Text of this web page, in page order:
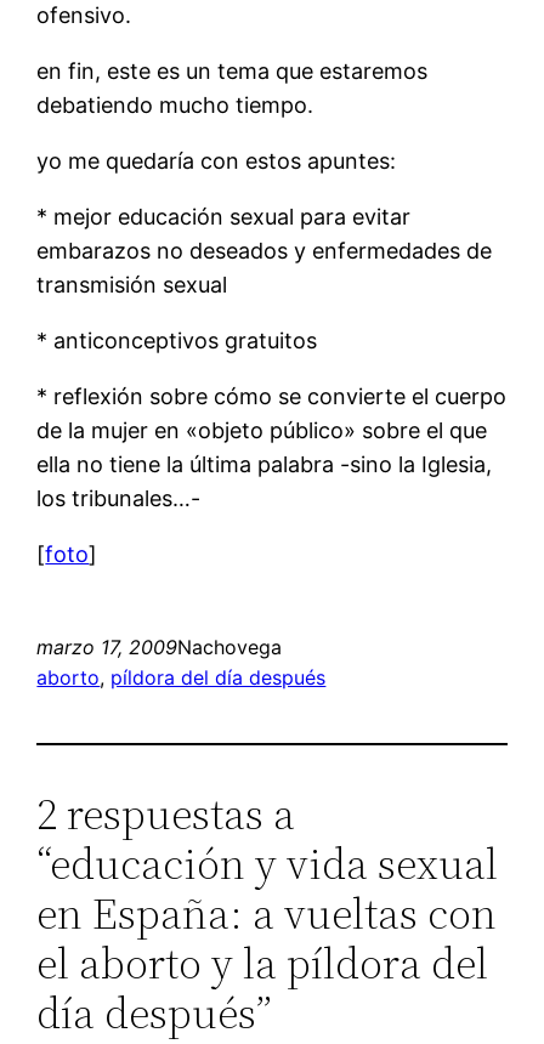
ofensivo.
en fin, este es un tema que estaremos
debatiendo mucho tiempo.
yo me quedaría con estos apuntes:
* mejor educación sexual para evitar
embarazos no deseados y enfermedades de
transmisión sexual
* anticonceptivos gratuitos
* reflexión sobre cómo se convierte el cuerpo
de la mujer en «objeto público» sobre el que
ella no tiene la última palabra -sino la Iglesia,
los tribunales…-
[foto]
marzo 17, 2009Nachovega
aborto, píldora del día después
2 respuestas a
“educación y vida sexual
en España: a vueltas con
el aborto y la píldora del
día después”